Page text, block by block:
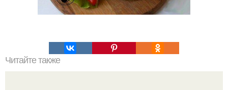
Читайте также